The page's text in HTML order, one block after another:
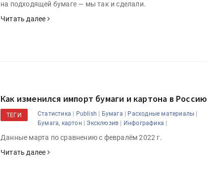
на подходящей бумаге — мы так и сделали.
Читать далее
Как изменился импорт бумаги и картона в Россию
ТЕГИ Статистика | Publish | Бумага | Расходные материалы |
Бумага, картон | Эксклюзив | Инфографика |
Данные марта по сравнению с февралём 2022 г.
Читать далее